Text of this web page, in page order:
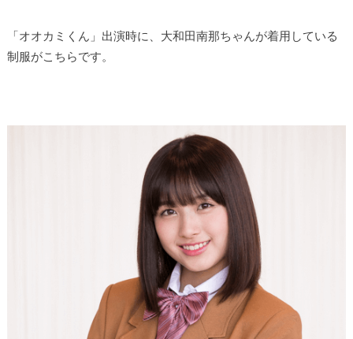
「オオカミくん」出演時に、大和田南那ちゃんが着用している
制服がこちらです。